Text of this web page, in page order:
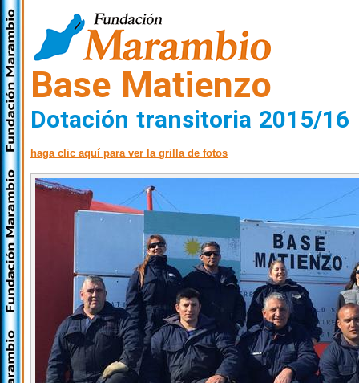
Base Matienzo
Dotación transitoria 2015/16
haga clic aquí para ver la grilla de fotos